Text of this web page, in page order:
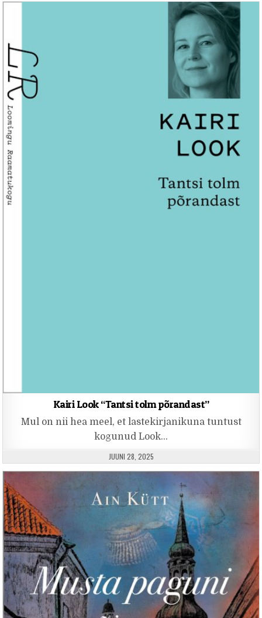
Kairi Look “Tantsi tolm põrandast”
Mul on nii hea meel, et lastekirjanikuna tuntust
kogunud Look…
PUBLISHED DATE:
JUUNI 28, 2025